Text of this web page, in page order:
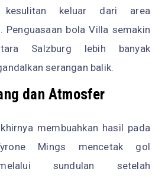
kesulitan keluar dari area
Penguasaan bola Villa semakin
Salzburg lebih banyak
serangan balik.
dan Atmosfer
membuahkan hasil pada
Mings mencetak gol
sundulan setelah